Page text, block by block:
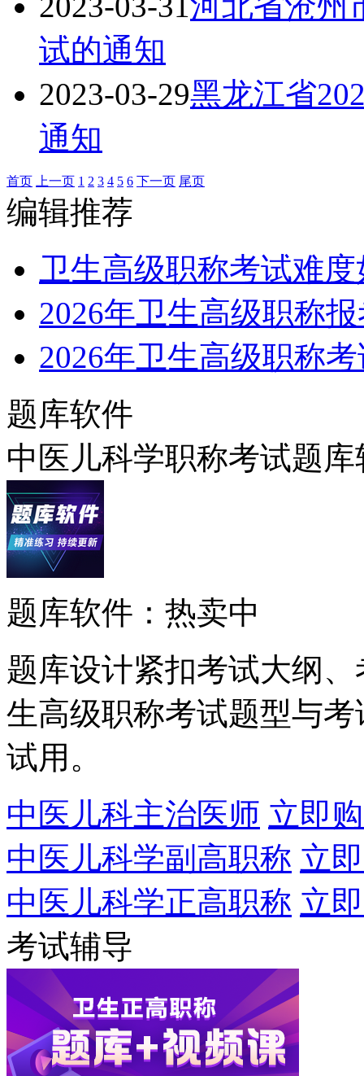
试的通知
2023-03-29黑龙江省
通知
首页 上一页 1 2 3 4 5 6 下一页 尾页
编辑推荐
卫生高级职称考试难
2026年卫生高级职称
2026年卫生高级职称
题库软件
中医儿科学职称考试题
题库软件：热卖中
题库设计紧扣考试大纲
生高级职称考试题型与
试用。
中医儿科主治医师 立即
中医儿科学副高职称 立
中医儿科学正高职称 立
考试辅导